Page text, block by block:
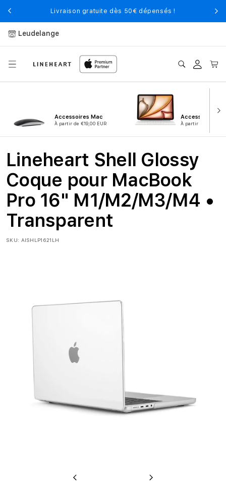
au
contenu
Livraison gratuite dès 50€ dépensés !
Leudelange
Connexion
Panier
Accessoires Mac
À partir de €19,00 EUR
Accessoires
À partir de €9,00
Lineheart Shell Glossy
Coque pour MacBook
Pro 16" M1/M2/M3/M4 •
Transparent
SKU: AISHLP1621LH
Previous Next